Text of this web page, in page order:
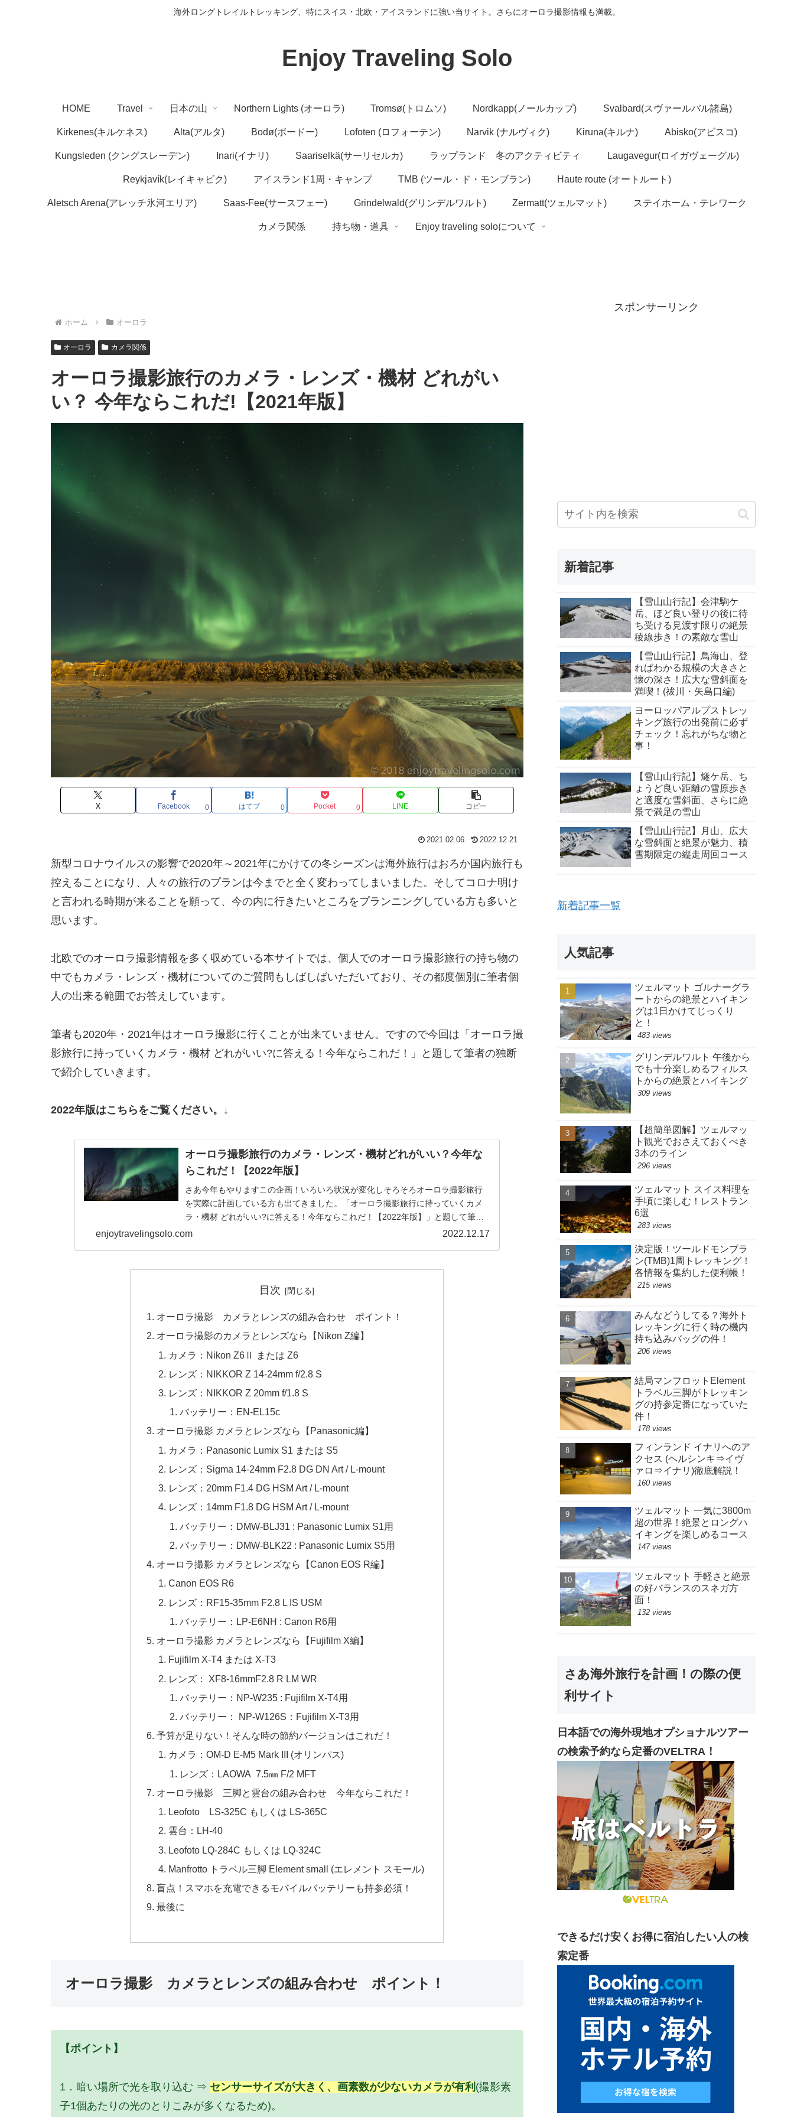
海外ロングトレイルトレッキング、特にスイス・北欧・アイスランドに強い当サイト。さらにオーロラ撮影情報も満載。
Enjoy Traveling Solo
HOME Travel 日本の山 Northern Lights (オーロラ) Tromsø(トロムソ) Nordkapp(ノールカップ) Svalbard(スヴァールバル諸島)
Kirkenes(キルケネス) Alta(アルタ) Bodø(ボードー) Lofoten (ロフォーテン) Narvik (ナルヴィク) Kiruna(キルナ) Abisko(アビスコ)
Kungsleden (クングスレーデン) Inari(イナリ) Saariselkä(サーリセルカ) ラップランド 冬のアクティビティ Laugavegur(ロイガヴェーグル)
Reykjavík(レイキャビク) アイスランド1周・キャンプ TMB (ツール・ド・モンブラン) Haute route (オートルート)
Aletsch Arena(アレッチ氷河エリア) Saas-Fee(サースフェー) Grindelwald(グリンデルワルト) Zermatt(ツェルマット) ステイホーム・テレワーク
カメラ関係 持ち物・道具 Enjoy traveling soloについて
ホーム オーロラ
オーロラ カメラ関係
オーロラ撮影旅行のカメラ・レンズ・機材 どれがい
い？ 今年ならこれだ!【2021年版】
X Facebook 0 はてブ 0 Pocket 0 LINE コピー
2021.02.06 2022.12.21
新型コロナウイルスの影響で2020年～2021年にかけての冬シーズンは海外旅行はおろか国内旅行も
控えることになり、人々の旅行のプランは今までと全く変わってしまいました。そしてコロナ明け
と言われる時期が来ることを願って、今の内に行きたいところをプランニングしている方も多いと
思います。
北欧でのオーロラ撮影情報を多く収めている本サイトでは、個人でのオーロラ撮影旅行の持ち物の
中でもカメラ・レンズ・機材についてのご質問もしばしばいただいており、その都度個別に筆者個
人の出来る範囲でお答えしています。
筆者も2020年・2021年はオーロラ撮影に行くことが出来ていません。ですので今回は「オーロラ撮
影旅行に持っていくカメラ・機材 どれがいい?に答える！今年ならこれだ！」と題して筆者の独断
で紹介していきます。
2022年版はこちらをご覧ください。↓
オーロラ撮影旅行のカメラ・レンズ・機材どれがいい？今年な
らこれだ！【2022年版】
さあ今年もやりますこの企画！いろいろ状況が変化しそろそろオーロラ撮影旅行
を実際に計画している方も出てきました。「オーロラ撮影旅行に持っていくカメ
ラ・機材 どれがいい?に答える！今年ならこれだ！【2022年版】」と題して筆者
の独断で紹介していきます。
enjoytravelingsolo.com 2022.12.17
目次
オーロラ撮影 カメラとレンズの組み合わせ ポイント！
オーロラ撮影のカメラとレンズなら【Nikon Z編】
カメラ：Nikon Z6Ⅱ または Z6
レンズ：NIKKOR Z 14-24mm f/2.8 S
レンズ：NIKKOR Z 20mm f/1.8 S
バッテリー：EN-EL15c
オーロラ撮影 カメラとレンズなら【Panasonic編】
カメラ：Panasonic Lumix S1 または S5
レンズ：Sigma 14-24mm F2.8 DG DN Art / L-mount
レンズ：20mm F1.4 DG HSM Art / L-mount
レンズ：14mm F1.8 DG HSM Art / L-mount
バッテリー：DMW-BLJ31 : Panasonic Lumix S1用
バッテリー：DMW-BLK22 : Panasonic Lumix S5用
オーロラ撮影 カメラとレンズなら【Canon EOS R編】
Canon EOS R6
レンズ：RF15-35mm F2.8 L IS USM
バッテリー：LP-E6NH : Canon R6用
オーロラ撮影 カメラとレンズなら【Fujifilm X編】
Fujifilm X-T4 または X-T3
レンズ： XF8-16mmF2.8 R LM WR
バッテリー：NP-W235 : Fujifilm X-T4用
バッテリー： NP-W126S：Fujifilm X-T3用
予算が足りない！そんな時の節約バージョンはこれだ！
カメラ：OM-D E-M5 Mark III (オリンパス)
レンズ：LAOWA 7.5㎜ F/2 MFT
オーロラ撮影 三脚と雲台の組み合わせ 今年ならこれだ！
Leofoto LS-325C もしくは LS-365C
雲台：LH-40
Leofoto LQ-284C もしくは LQ-324C
Manfrotto トラベル三脚 Element small (エレメント スモール)
盲点！スマホを充電できるモバイルバッテリーも持参必須！
最後に
オーロラ撮影 カメラとレンズの組み合わせ ポイント！
【ポイント】
1．暗い場所で光を取り込む ⇒ センサーサイズが大きく、画素数が少ないカメラが有利 (撮影素
子1個あたりの光のとりこみが多くなるため)。
スポンサーリンク
新着記事
【雪山山行記】会津駒ケ
岳、ほど良い登りの後に待
ち受ける見渡す限りの絶景
稜線歩き！の素敵な雪山
【雪山山行記】鳥海山、登
ればわかる規模の大きさと
懐の深さ！広大な雪斜面を
満喫！(祓川・矢島口編)
ヨーロッパアルプストレッ
キング旅行の出発前に必ず
チェック！忘れがちな物と
事！
【雪山山行記】燧ケ岳、ち
ょうど良い距離の雪原歩き
と適度な雪斜面、さらに絶
景で満足の雪山
【雪山山行記】月山、広大
な雪斜面と絶景が魅力、積
雪期限定の縦走周回コース
新着記事一覧
人気記事
ツェルマット ゴルナーグラ
ートからの絶景とハイキン
グは1日かけてじっくり
と！
483 views
グリンデルワルト 午後から
でも十分楽しめるフィルス
トからの絶景とハイキング
309 views
【超簡単図解】ツェルマッ
ト観光でおさえておくべき
3本のライン
296 views
ツェルマット スイス料理を
手頃に楽しむ！レストラン
6選
283 views
決定版！ツールドモンブラ
ン(TMB)1周トレッキング！
各情報を集約した便利帳！
215 views
みんなどうしてる？海外ト
レッキングに行く時の機内
持ち込みバッグの件！
206 views
結局マンフロットElement
トラベル三脚がトレッキン
グの持参定番になっていた
件！
178 views
フィンランド イナリへのア
クセス (ヘルシンキ⇒イヴ
ァロ⇒イナリ)徹底解説！
160 views
ツェルマット 一気に3800m
超の世界！絶景とロングハ
イキングを楽しめるコース
147 views
ツェルマット 手軽さと絶景
の好バランスのスネガ方
面！
132 views
さあ海外旅行を計画！の際の便
利サイト
日本語での海外現地オプショナルツアー
の検索予約なら定番のVELTRA！
できるだけ安くお得に宿泊したい人の検
索定番